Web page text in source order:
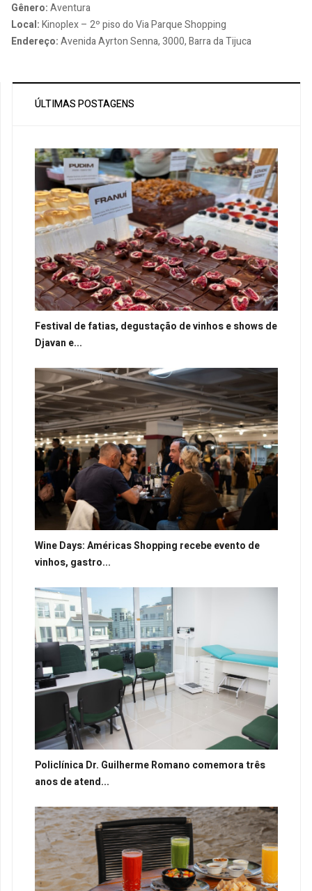
Gênero:Aventura
Local:Kinoplex – 2º piso do Via Parque Shopping
Endereço:Avenida Ayrton Senna, 3000, Barra da Tijuca
ÚLTIMAS POSTAGENS
Festival de fatias, degustação de vinhos e shows de
Djavan e...
Wine Days: Américas Shopping recebe evento de
vinhos, gastro...
Policlínica Dr. Guilherme Romano comemora três
anos de atend...